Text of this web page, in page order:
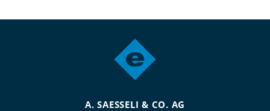
A. SAESSELI & CO. AG